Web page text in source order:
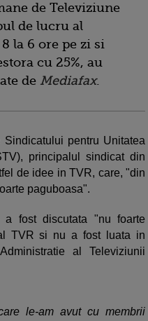
de Televiziune
de lucru al
la 6 ore pe zi si
cu 25%, au
de Mediafax.
pentru Unitatea
principalul sindicat din
de idee in TVR, care, "din
paguboasa".
fost discutata "nu foarte
TVR si nu a fost luata in
al Televiziunii
le-am avut cu membrii